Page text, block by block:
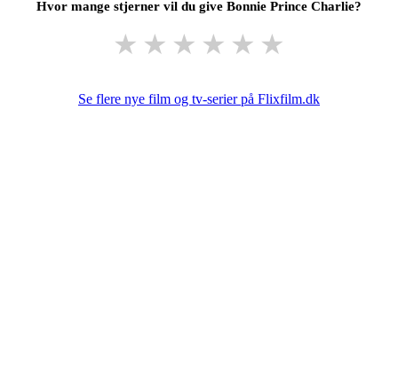
Hvor mange stjerner vil du give Bonnie Prince Charlie?
★ ★ ★ ★ ★ ★
Se flere nye film og tv-serier på Flixfilm.dk